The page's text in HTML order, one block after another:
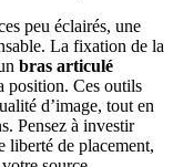
peu éclairés, une
La fixation de la
bras articulé
position. Ces outils
d’image, tout en
Pensez à investir
liberté de placement,